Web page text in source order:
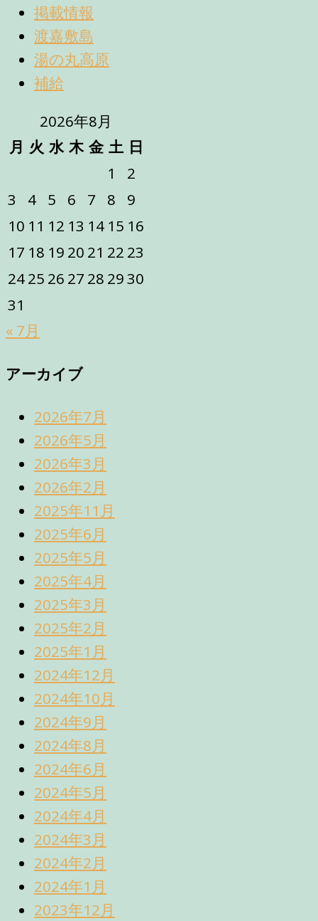
掲載情報
渡嘉敷島
湯の丸高原
補給
2026年8月
月 火 水 木 金 土 日
1
2
3
4 5 6 7 8
9
10 11 12 13 14 15 16
17 18 19 20 21 22 23
2425 26 27 28 2930
31
« 7月
アーカイブ
2026年7月
2026年5月
2026年3月
2026年2月
2025年11月
2025年6月
2025年5月
2025年4月
2025年3月
2025年2月
2025年1月
2024年12月
2024年10月
2024年9月
2024年8月
2024年6月
2024年5月
2024年4月
2024年3月
2024年2月
2024年1月
2023年12月